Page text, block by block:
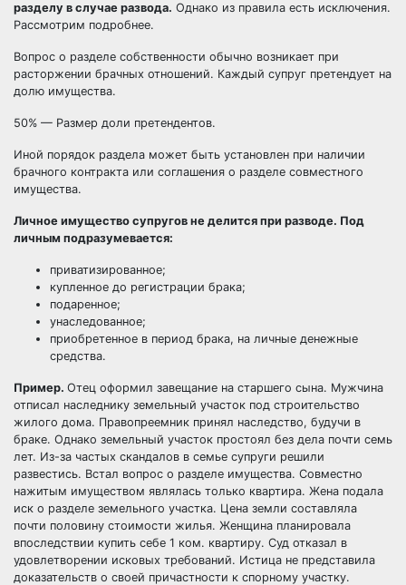
разделу в случае развода. Однако из правила есть исключения.
Рассмотрим подробнее.
Вопрос о разделе собственности обычно возникает при
расторжении брачных отношений. Каждый супруг претендует на
долю имущества.
50% — Размер доли претендентов.
Иной порядок раздела может быть установлен при наличии
брачного контракта или соглашения о разделе совместного
имущества.
Личное имущество супругов не делится при разводе. Под
личным подразумевается:
приватизированное;
купленное до регистрации брака;
подаренное;
унаследованное;
приобретенное в период брака, на личные денежные
средства.
Пример. Отец оформил завещание на старшего сына. Мужчина
отписал наследнику земельный участок под строительство
жилого дома. Правопреемник принял наследство, будучи в
браке. Однако земельный участок простоял без дела почти семь
лет. Из-за частых скандалов в семье супруги решили
развестись. Встал вопрос о разделе имущества. Совместно
нажитым имуществом являлась только квартира. Жена подала
иск о разделе земельного участка. Цена земли составляла
почти половину стоимости жилья. Женщина планировала
впоследствии купить себе 1 ком. квартиру. Суд отказал в
удовлетворении исковых требований. Истица не представила
доказательств о своей причастности к спорному участку.